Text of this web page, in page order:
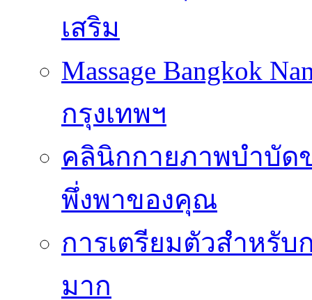
เสริม
Massage Bangkok
กรุงเทพฯ
คลินิกกายภาพบำบัด
พึ่งพาของคุณ
การเตรียมตัวสำหรั
มาก